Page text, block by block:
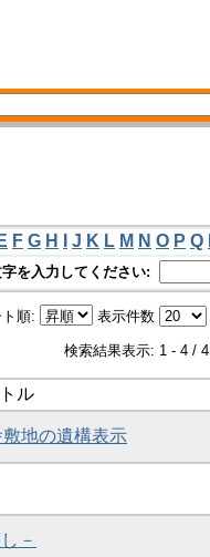
E F G H J K L M N O P Q
を入力してください:
ト順: 表示件数
検索結果表示: 1 - 4 / 4
ル
地の遺構表示
－